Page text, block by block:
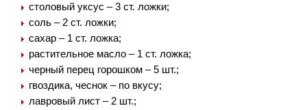
столовый уксус – 3 ст. ложки;
соль – 2 ст. ложки;
сахар – 1 ст. ложка;
растительное масло – 1 ст. ложка;
черный перец горошком – 5 шт.;
гвоздика, чеснок – по вкусу;
лавровый лист – 2 шт.;